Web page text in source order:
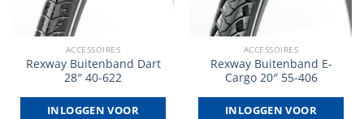
ACCESSOIRES
Rexway Buitenband Dart
28″ 40-622
INLOGGEN VOOR
ACCESSOIRES
Rexway Buitenband E-
Cargo 20″ 55-406
INLOGGEN VOOR